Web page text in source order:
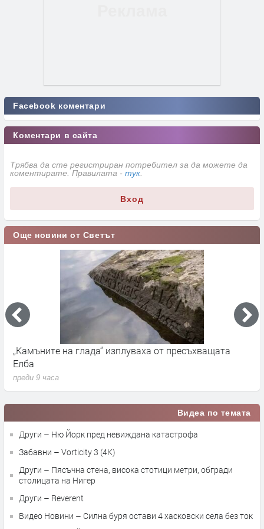
Facebook коментари
Коментари в сайта
Трябва да сте регистриран потребител за да можете да
коментирате. Правилата - тук
Вход
Още новини от Светът
„Камъните на глада“ изплуваха от пресъхващата
Елба
преди 9 часа
Видеа по темата
Други – Ню Йорк пред невиждана катастрофа
Забавни – Vorticity 3 (4K)
Други – Пясъчна стена, висока стотици метри, обгради
столицата на Нигер
Други – Reverent
Видео Новини – Силна буря остави 4 хасковски села без ток